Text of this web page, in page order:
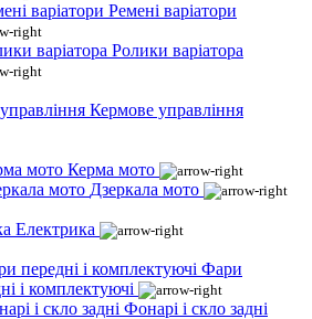
Ремені варіатори
Ролики варіатора
Кермове управління
Керма мото
Дзеркала мото
Електрика
Фари
і комплектуючі
Фонарі і скло задні